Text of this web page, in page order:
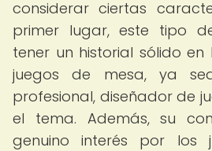
considerar ciertas
primer lugar, este tipo
tener un historial sólido
juegos de mesa, ya
profesional, diseñador de
el tema. Además, su
genuino interés por los